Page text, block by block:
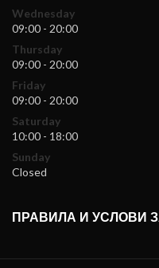
Wednesday
09:00 - 20:00
Thursday
09:00 - 20:00
Friday
09:00 - 20:00
Saturday
10:00 - 18:00
Sunday
Closed
ПРАВИЛА И УСЛОВИ